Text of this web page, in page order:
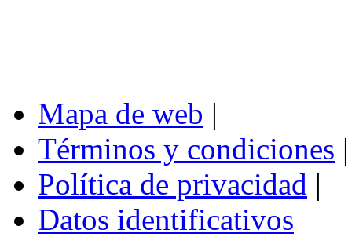
Mapa de web |
Términos y condiciones |
Política de privacidad |
Datos identificativos